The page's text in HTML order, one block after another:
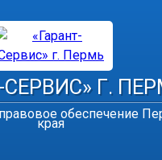
СЕРВИС» Г.
обеспечение
края